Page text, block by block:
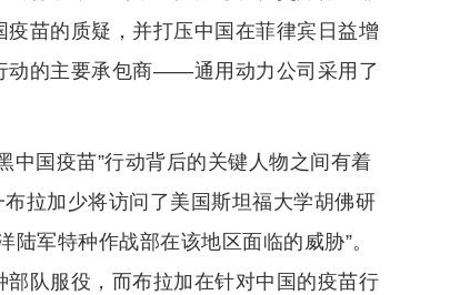
苗的质疑，并打压中国在菲律宾日益增
动的主要承包商——通用动力公司采用了
中国疫苗”行动背后的关键人物之间有着
拉加少将访问了美国斯坦福大学胡佛研
军特种作战部在该地区面临的威胁”。
队服役，而布拉加在针对中国的疫苗行